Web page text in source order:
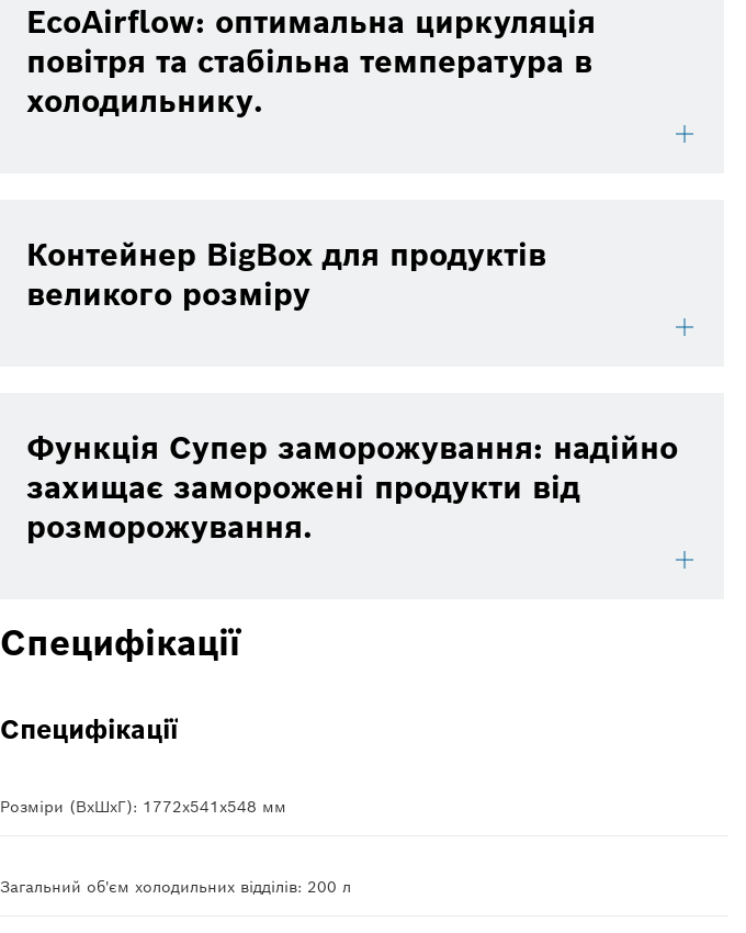
EcoAirflow: оптимальна циркуляція
повітря та стабільна температура в
холодильнику.
Контейнер BigBox для продуктів
великого розміру
Функція Супер заморожування: надійно
захищає заморожені продукти від
розморожування.
Специфікації
Специфікації
Розміри (ВхШхГ): 1772x541x548 мм
Загальний об'єм холодильних відділів: 200 л